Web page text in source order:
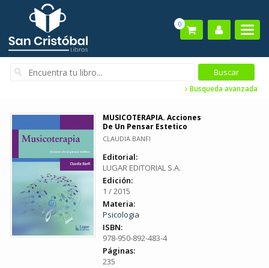
0
Busqueda avanzada
MUSICOTERAPIA. Acciones
De Un Pensar Estetico
CLAUDIA BANFI
Editorial:
LUGAR EDITORIAL S.A.
Edición:
1 / 2015
Materia:
Psicologia
ISBN:
978-950-892-483-4
Páginas:
235